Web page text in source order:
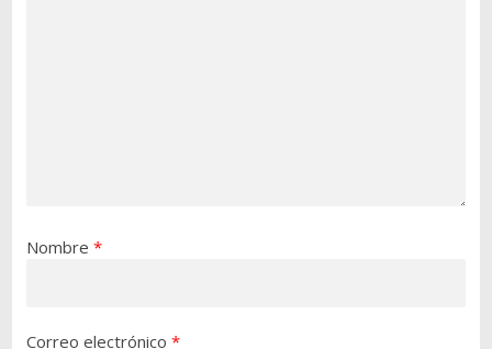
Nombre *
Correo electrónico *